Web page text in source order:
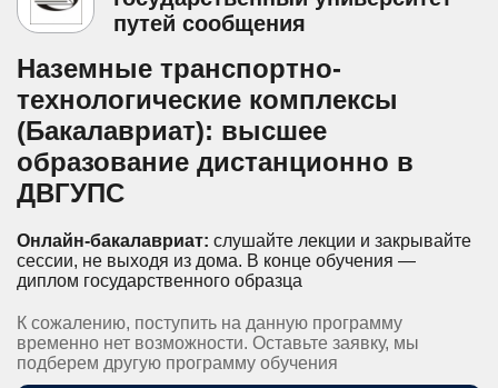
путей сообщения
Наземные транспортно-
технологические комплексы
(Бакалавриат): высшее
образование дистанционно в
ДВГУПС
Онлайн-бакалавриат: слушайте лекции и закрывайте
сессии, не выходя из дома. В конце обучения —
диплом государственного образца
К сожалению, поступить на данную программу
временно нет возможности. Оставьте заявку, мы
подберем другую программу обучения